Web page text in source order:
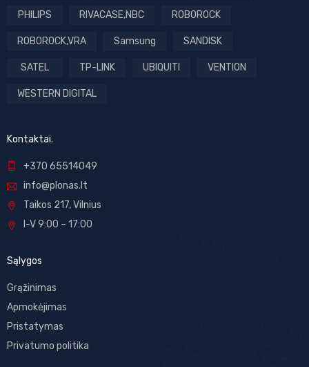
PHILIPS RIVACASE,NBC ROBOROCK
ROBOROCK,VRA Samsung SANDISK
SATEL TP-LINK UBIQUITI VENTION
WESTERN DIGITAL
Kontaktai.
+370 65514049
info@plonas.lt
Taikos 217, Vilnius
I-V 9:00 – 17:00
Sąlygos
Grąžinimas
Apmokėjimas
Pristatymas
Privatumo politika